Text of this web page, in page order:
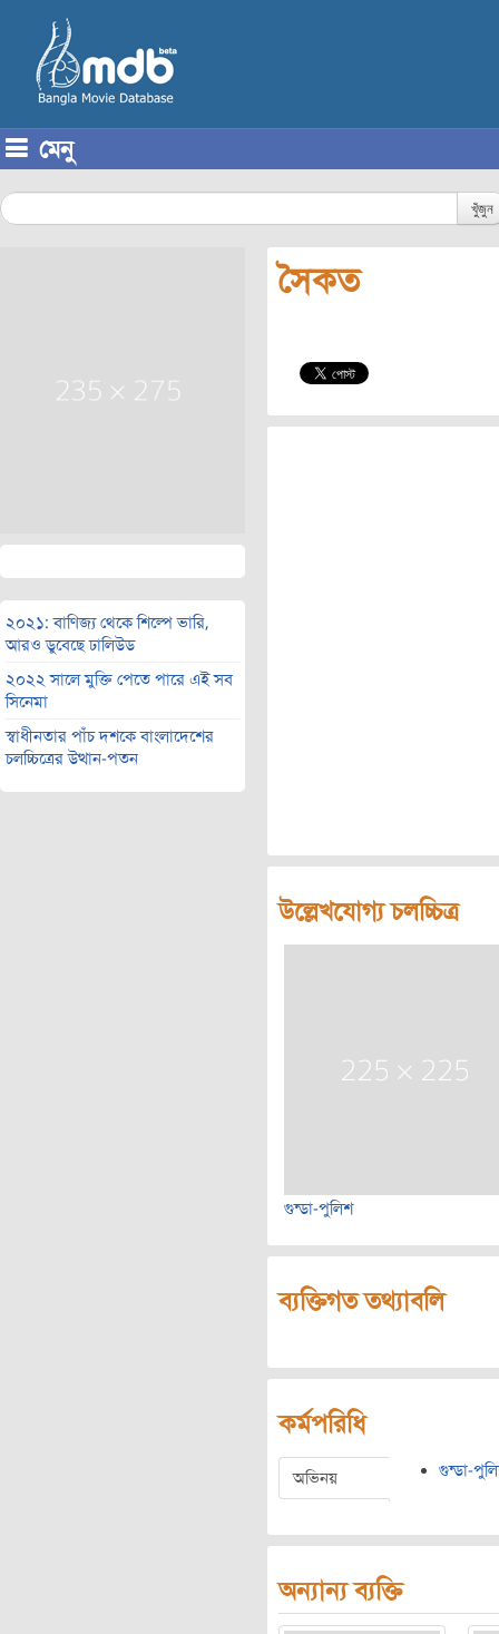
মেনু
খুঁজুন
২০২১: বাণিজ্য থেকে শিল্পে ভারি,
আরও ডুবেছে ঢালিউড
২০২২ সালে মুক্তি পেতে পারে এই সব
সিনেমা
স্বাধীনতার পাঁচ দশকে বাংলাদেশের
চলচ্চিত্রের উত্থান-পতন
সৈকত
উল্লেখযোগ্য চলচ্চিত্র
গুন্ডা-পুলিশ
ব্যক্তিগত তথ্যাবলি
কর্মপরিধি
অভিনয় গুন্ডা-
অন্যান্য ব্যক্তি